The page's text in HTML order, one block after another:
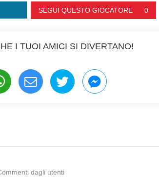
SEGUI QUESTO GIOCATORE 0
I TUOI AMICI SI DIVERTANO!
dagli utenti